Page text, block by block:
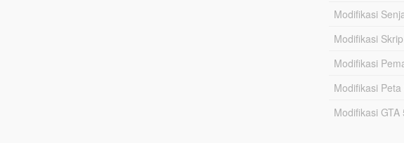
Modifikasi
Modifikasi
Modifikasi
Modifikasi Peta
Modifikasi GTA